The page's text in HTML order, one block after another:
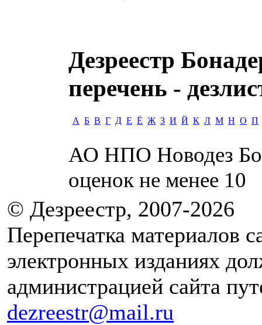
Дезреестр
перечень -
А Б В Г Д Е Ё Ж З И Й К Л М Н О П
АО НПО Новодез
оценок не менее 10
© Дезреестр, 2007-2026
Перепечатка материалов
электронных изданиях
администрацией сайта
dezreestr@mail.ru